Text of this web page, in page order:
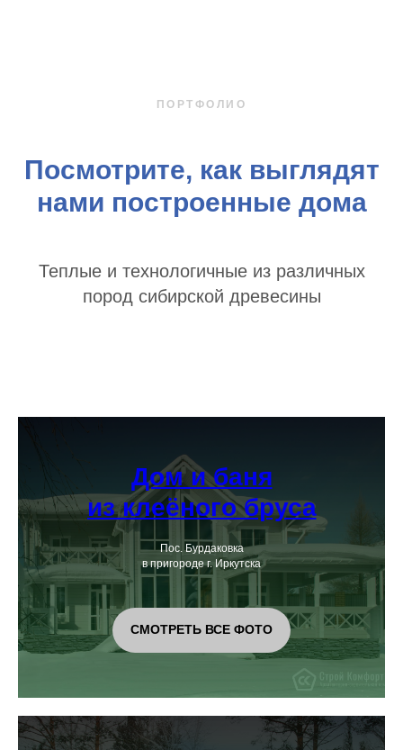
ПОРТФОЛИО
Посмотрите, как выглядят
нами построенные дома
Теплые и технологичные из различных
пород сибирской древесины
Дом и баня
из клеёного бруса
Пос. Бурдаковка
в пригороде г. Иркутска
СМОТРЕТЬ ВСЕ ФОТО